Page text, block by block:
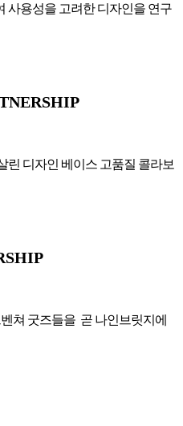
사용성을 고려한 디자인을 연구
린 디자인 베이스 고품질 콜라보
쳐 굿즈들을 곧 나인브릿지에